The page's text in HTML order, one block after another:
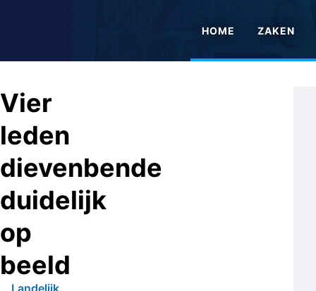
HOME ZAKEN
Vier
leden
dievenbende
duidelijk
op
beeld
Landelijk